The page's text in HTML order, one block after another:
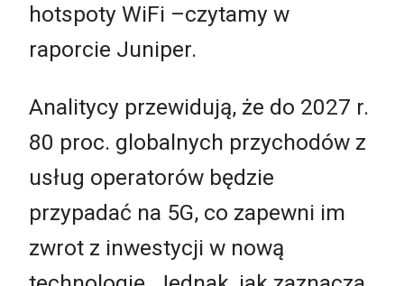
hotspoty WiFi –czytamy w
raporcie Juniper.
Analitycy przewidują, że do 2027 r.
80 proc. globalnych przychodów z
usług operatorów będzie
przypadać na 5G, co zapewni im
zwrot z inwestycji w nową